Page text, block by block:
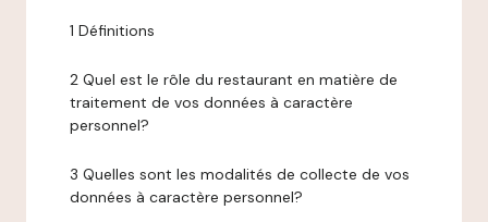
1 Définitions
2 Quel est le rôle du restaurant en matière de
traitement de vos données à caractère
personnel?
3 Quelles sont les modalités de collecte de vos
données à caractère personnel?